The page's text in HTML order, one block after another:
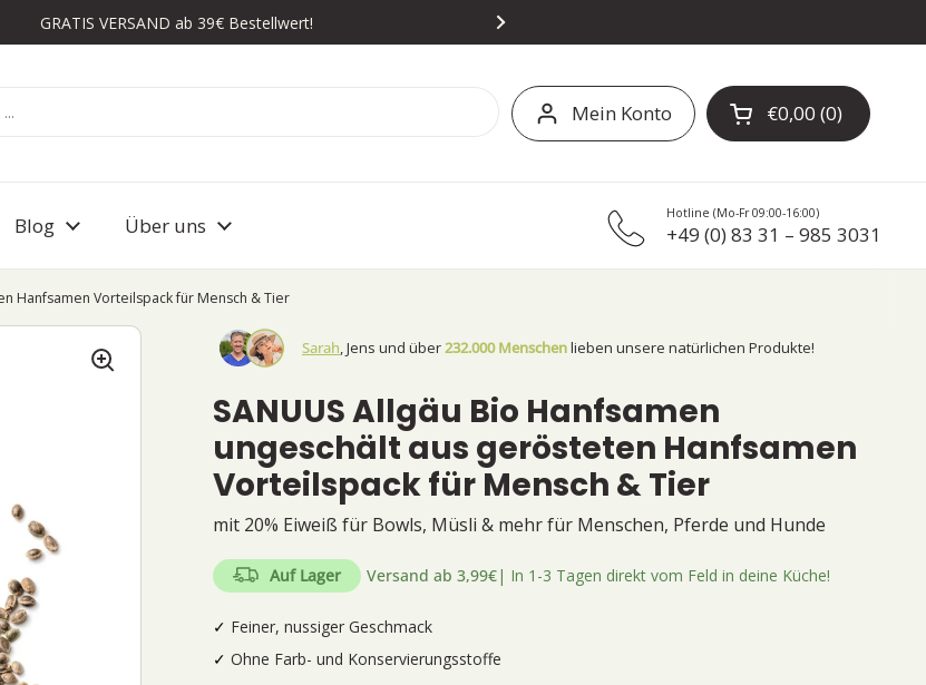
GRATIS VERSAND ab 39€ Bestellwert!
Mein Konto Warenkorb öffnen
€0,00 0
Blog Über uns
Hotline (Mo-Fr 09:00-16:00)
+49 (0) 83 31 – 985 3031
Hanfsamen Vorteilspack für Mensch & Tier
Sarah, Jens und über232.000 Menschenlieben unsere natürlichen Produkte!
SANUUS Allgäu Bio Hanfsamen
ungeschält aus gerösteten Hanfsamen
Vorteilspack für Mensch & Tier
mit 20% Eiweiß für Bowls, Müsli & mehr für Menschen, Pferde und Hunde
Auf Lager Versand ab 3,99€| In 1-3 Tagen direkt vom Feld in deine Küche!
Feiner, nussiger Geschmack
Ohne Farb- und Konservierungsstoffe